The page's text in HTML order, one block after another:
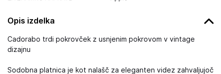
Opis izdelka
Cadorabo trdi pokrovček z usnjenim pokrovom v vintage
dizajnu
Sodobna platnica je kot nalašč za eleganten videz zahvaljujoč